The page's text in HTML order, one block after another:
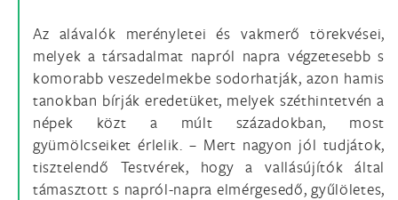
Az alávalók merényletei és vakmerő törekvései,
melyek a társadalmat napról napra végzetesebb s
komorabb veszedelmekbe sodorhatják, azon hamis
tanokban bírják eredetüket, melyek széthintetvén a
népek közt a múlt századokban, most
gyümölcseiket érlelik. – Mert nagyon jól tudjátok,
tisztelendő Testvérek, hogy a vallásújítók által
támasztott s napról-napra elmérgesedő, gyűlöletes,